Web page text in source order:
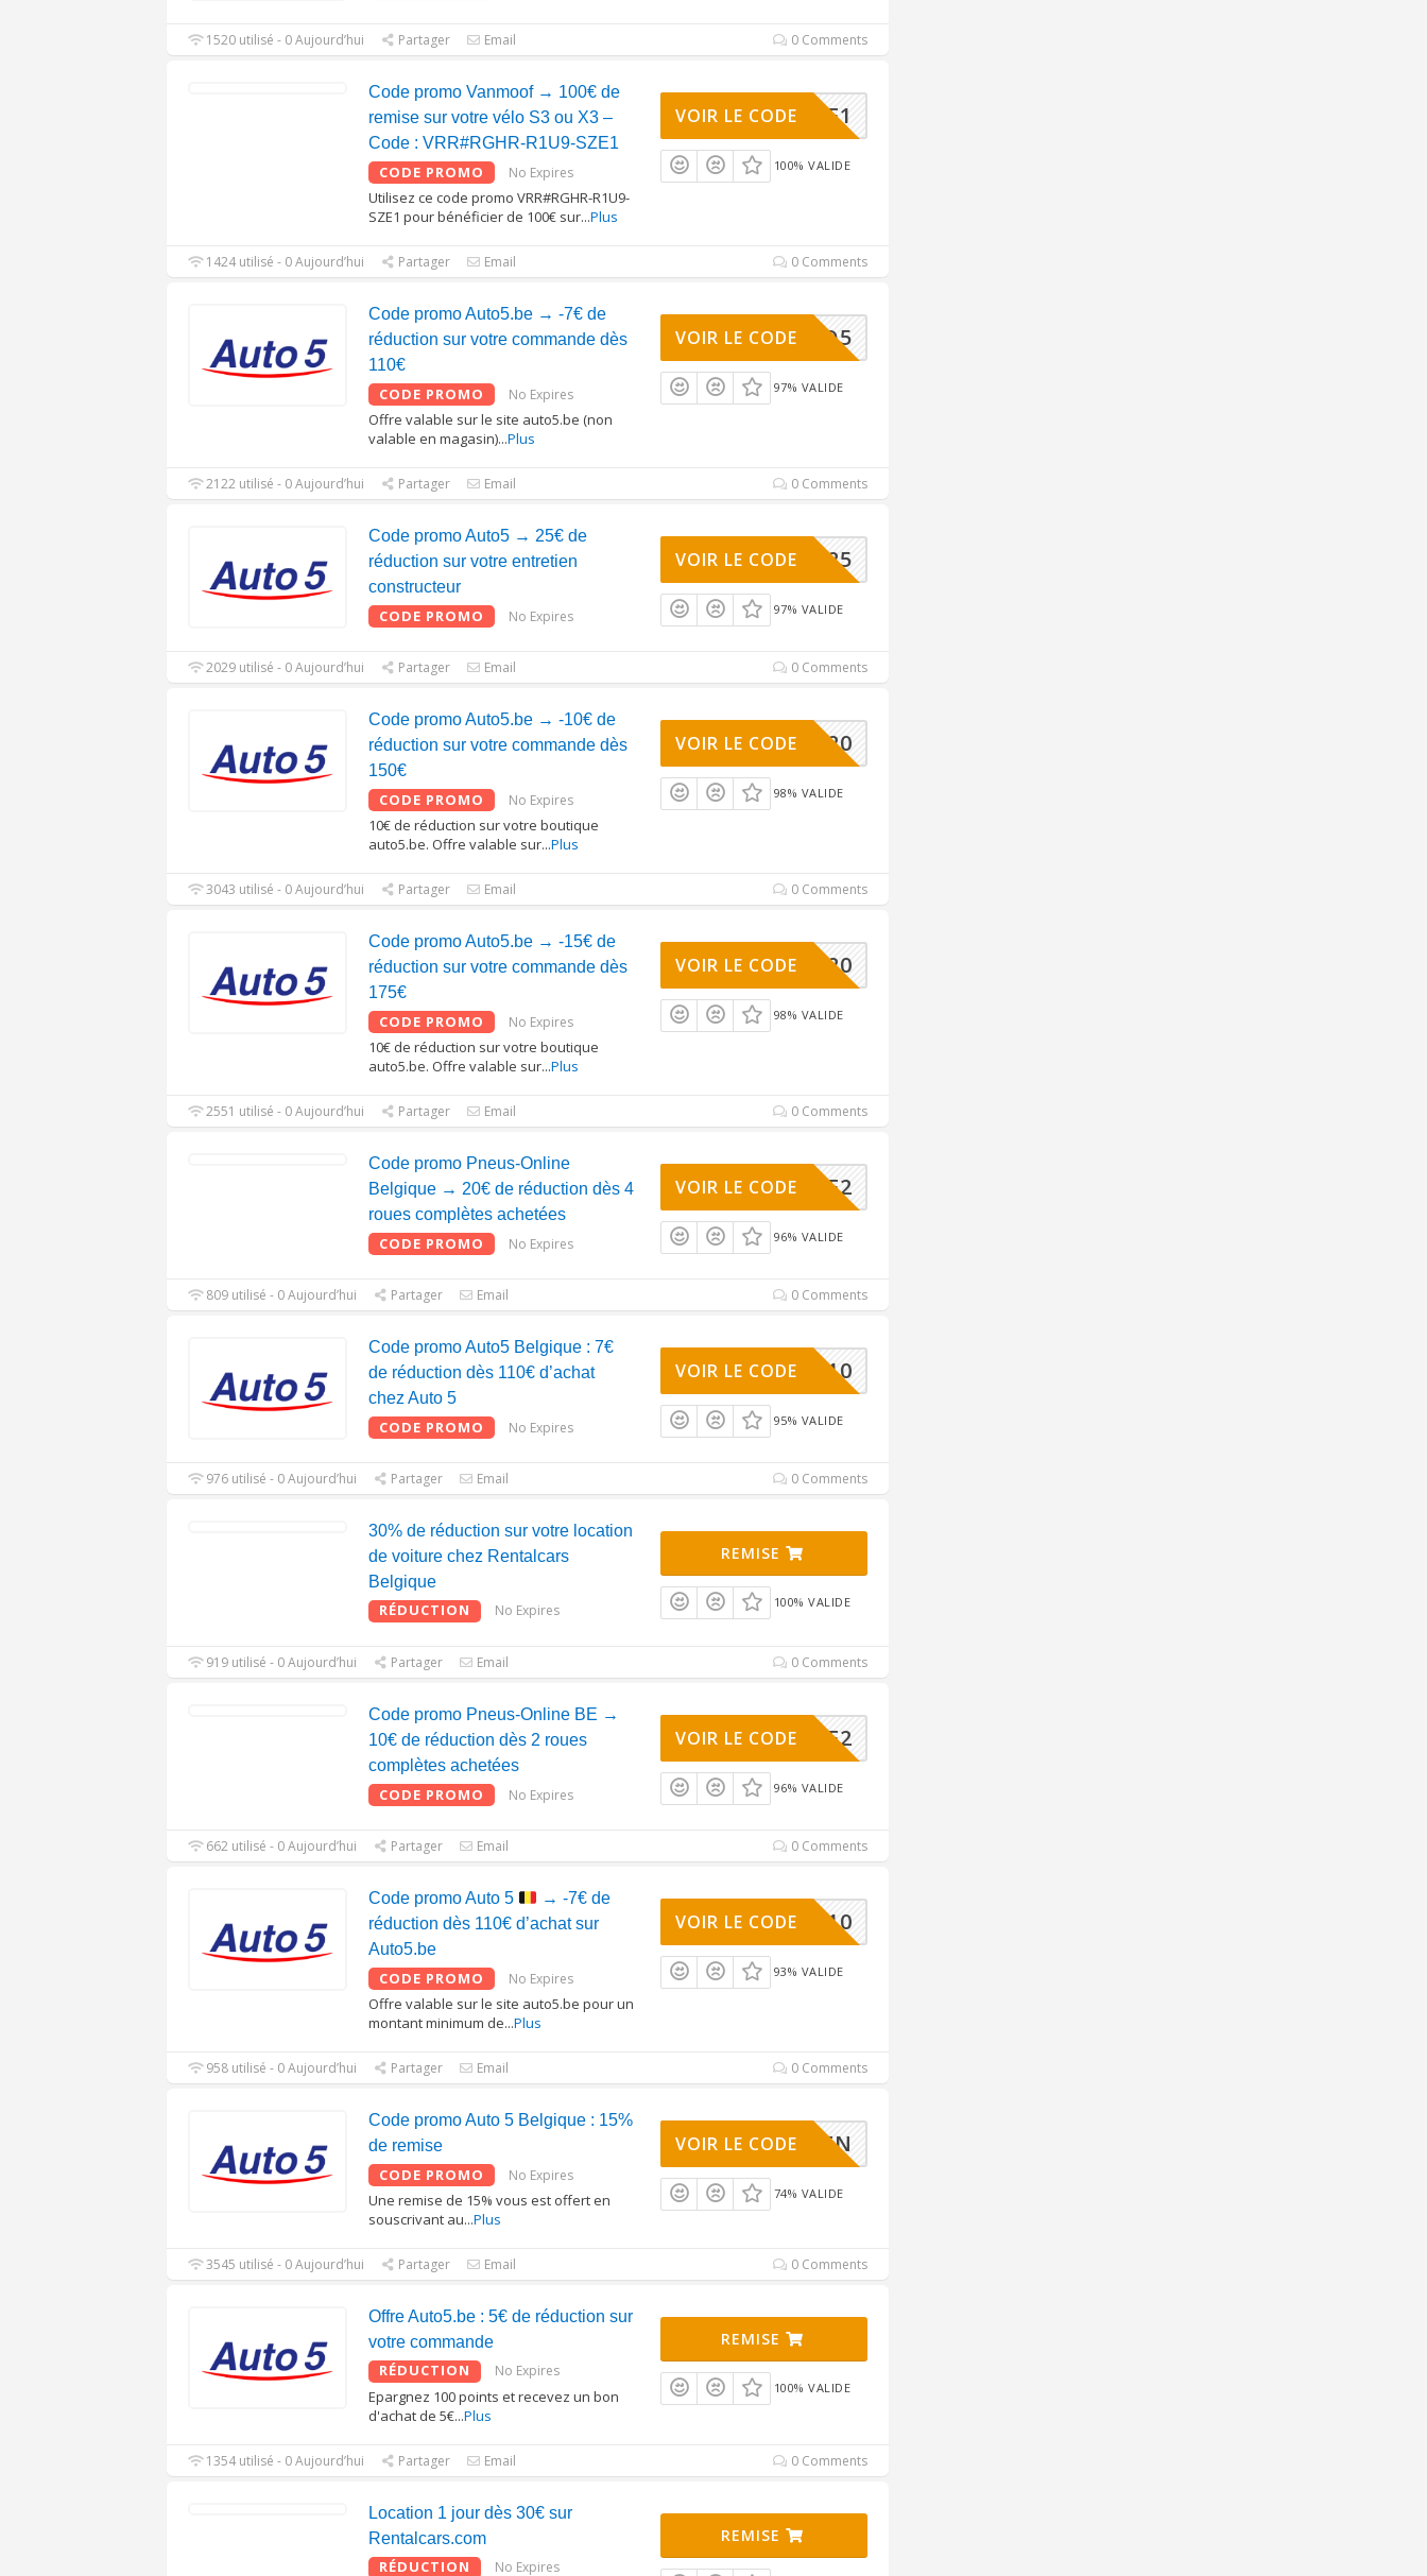
1520 utilisé - 0 Aujourd’hui Partager Email 0 Comments
Code promo Vanmoof → 100€ de
remise sur votre vélo S3 ou X3 –
Code : VRR#RGHR-R1U9-SZE1
CODE PROMO No Expires
Utilisez ce code promo VRR#RGHR-R1U9-
SZE1 pour bénéficier de 100€ sur...Plus
1U9-SZE1
VOIR LE CODE
100% VALIDE
1424 utilisé - 0 Aujourd’hui Partager Email 0 Comments
Code promo Auto5.be → -7€ de
réduction sur votre commande dès
110€
CODE PROMO No Expires
Offre valable sur le site auto5.be (non
valable en magasin)...Plus
ESTAUTO5
VOIR LE CODE
97% VALIDE
2122 utilisé - 0 Aujourd’hui Partager Email 0 Comments
Code promo Auto5 → 25€ de
réduction sur votre entretien
constructeur
CODE PROMO No Expires
0PROMO25
VOIR LE CODE
97% VALIDE
2029 utilisé - 0 Aujourd’hui Partager Email 0 Comments
Code promo Auto5.be → -10€ de
réduction sur votre commande dès
150€
CODE PROMO No Expires
10€ de réduction sur votre boutique
auto5.be. Offre valable sur...Plus
AUTO2020
VOIR LE CODE
98% VALIDE
3043 utilisé - 0 Aujourd’hui Partager Email 0 Comments
Code promo Auto5.be → -15€ de
réduction sur votre commande dès
175€
CODE PROMO No Expires
10€ de réduction sur votre boutique
auto5.be. Offre valable sur...Plus
AUTO2020
VOIR LE CODE
98% VALIDE
2551 utilisé - 0 Aujourd’hui Partager Email 0 Comments
Code promo Pneus-Online
Belgique → 20€ de réduction dès 4
roues complètes achetées
CODE PROMO No Expires
WHEELBE2
VOIR LE CODE
96% VALIDE
809 utilisé - 0 Aujourd’hui Partager Email 0 Comments
Code promo Auto5 Belgique : 7€
de réduction dès 110€ d’achat
chez Auto 5
CODE PROMO No Expires
FF7PR110
VOIR LE CODE
95% VALIDE
976 utilisé - 0 Aujourd’hui Partager Email 0 Comments
30% de réduction sur votre location
de voiture chez Rentalcars
Belgique
RÉDUCTION No Expires
REMISE
100% VALIDE
919 utilisé - 0 Aujourd’hui Partager Email 0 Comments
Code promo Pneus-Online BE →
10€ de réduction dès 2 roues
complètes achetées
CODE PROMO No Expires
WHEELBE2
VOIR LE CODE
96% VALIDE
662 utilisé - 0 Aujourd’hui Partager Email 0 Comments
Code promo Auto 5
→ -7€ de
réduction dès 110€ d’achat sur
Auto5.be
CODE PROMO No Expires
Offre valable sur le site auto5.be pour un
montant minimum de...Plus
FF7PR110
VOIR LE CODE
93% VALIDE
958 utilisé - 0 Aujourd’hui Partager Email 0 Comments
Code promo Auto 5 Belgique : 15%
de remise
CODE PROMO No Expires
Une remise de 15% vous est offert en
souscrivant au...Plus
LE LIEN
VOIR LE CODE
74% VALIDE
3545 utilisé - 0 Aujourd’hui Partager Email 0 Comments
Offre Auto5.be : 5€ de réduction sur
votre commande
RÉDUCTION No Expires
Epargnez 100 points et recevez un bon
d'achat de 5€...Plus
REMISE
100% VALIDE
1354 utilisé - 0 Aujourd’hui Partager Email 0 Comments
Location 1 jour dès 30€ sur
Rentalcars.com
RÉDUCTION No Expires
REMISE